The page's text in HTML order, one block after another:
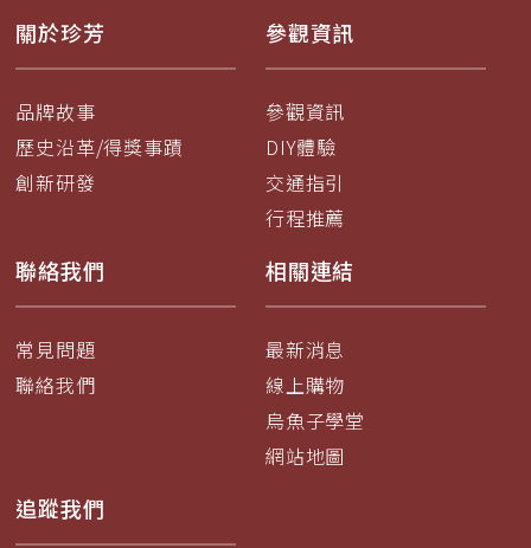
關於珍芳
品牌故事
歷史沿革/得獎事蹟
創新研發
參觀資訊
參觀資訊
DIY體驗
交通指引
行程推薦
聯絡我們
常見問題
聯絡我們
相關連結
最新消息
線上購物
烏魚子學堂
網站地圖
追蹤我們